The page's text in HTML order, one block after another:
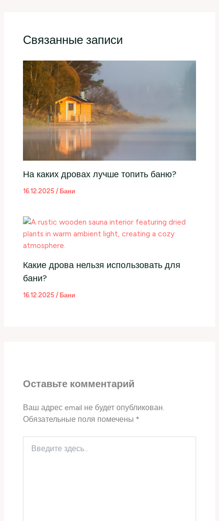
Связанные записи
На каких дровах лучше топить баню?
16.12.2025/ Бани
Какие дрова нельзя использовать для
бани?
16.12.2025/ Бани
Оставьте комментарий
Ваш адрес email не будет опубликован.
Обязательные поля помечены*
здесь...